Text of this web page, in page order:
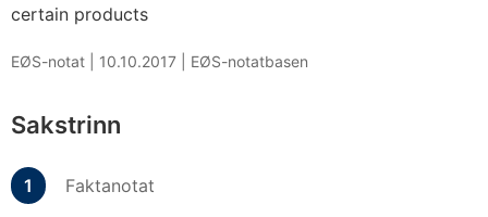
certain products
EØS-notat | 10.10.2017 EØS-notatbasen
Sakstrinn
Faktanotat